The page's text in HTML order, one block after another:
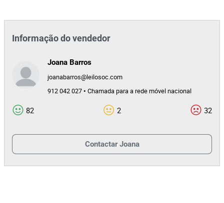
Informação do vendedor
Joana Barros
joanabarros@leilosoc.com
912 042 027 • Chamada para a rede móvel nacional
82 2 32
Contactar Joana